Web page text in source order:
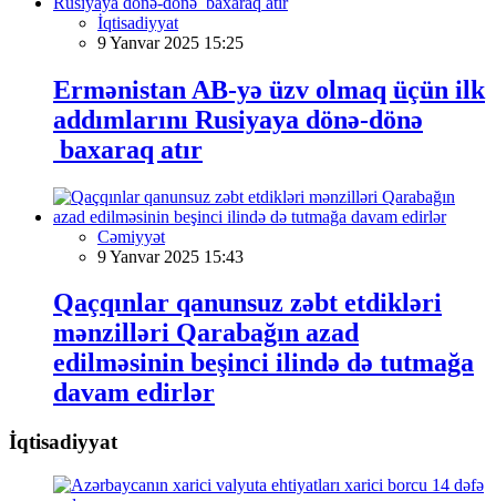
İqtisadiyyat
9 Yanvar 2025 15:25
Ermənistan AB-yə üzv olmaq üçün ilk
addımlarını Rusiyaya dönə-dönə
baxaraq atır
Cəmiyyət
9 Yanvar 2025 15:43
Qaçqınlar qanunsuz zəbt etdikləri
mənzilləri Qarabağın azad
edilməsinin beşinci ilində də tutmağa
davam edirlər
İqtisadiyyat